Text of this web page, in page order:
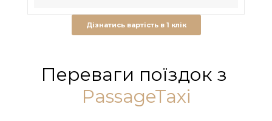
Дізнатись вартість в 1 клік
Переваги поїздок з
PassageTaxi